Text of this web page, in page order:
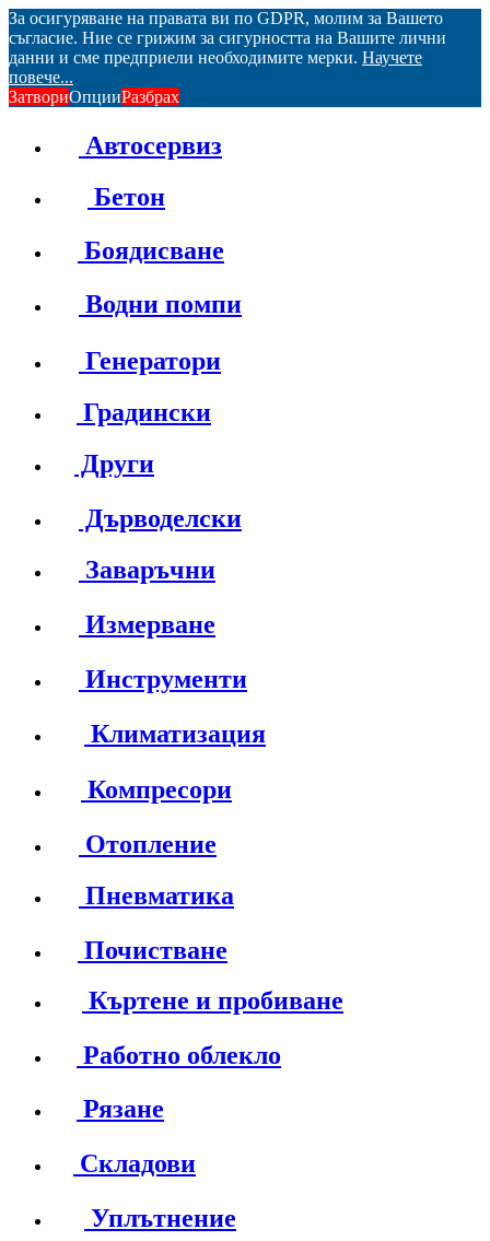
За осигуряване на правата ви по GDPR, молим за Вашето
съгласие. Ние се грижим за сигурността на Вашите лични
данни и сме предприели необходимите мерки. Научете
повече...
ЗатвориОпцииРазбрах
Автосервиз
Бетон
Боядисване
Водни помпи
Генератори
Градински
Други
Дърводелски
Заваръчни
Измерване
Инструменти
Климатизация
Компресори
Отопление
Пневматика
Почистване
Къртене и пробиване
Работно облекло
Рязане
Складови
Уплътнение